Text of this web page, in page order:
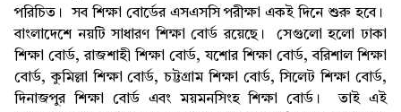
পরিচিত। সব শিক্ষা বোর্ডের এসএসসি পরীক্ষা একই দিনে শুরু হবে।
বাংলাদেশে নয়টি সাধারণ শিক্ষা বোর্ড রয়েছে। সেগুলো হলো ঢাকা
শিক্ষা বোর্ড, রাজশাহী শিক্ষা বোর্ড, যশোর শিক্ষা বোর্ড, বরিশাল শিক্ষা
বোর্ড, কুমিল্লা শিক্ষা বোর্ড, চট্টগ্রাম শিক্ষা বোর্ড, সিলেট শিক্ষা বোর্ড,
দিনাজপুর শিক্ষা বোর্ড এবং ময়মনসিংহ শিক্ষা বোর্ড। তাই এই